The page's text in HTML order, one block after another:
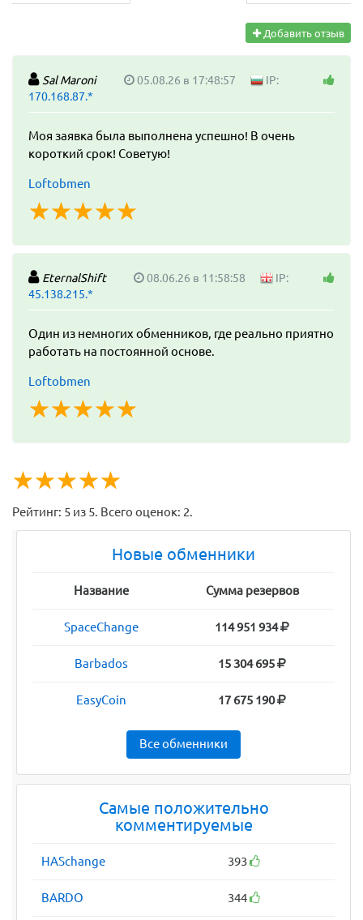
Добавить отзыв
Sal Maroni 05.08.26 в 17:48:57
IP:
170.168.87.*
Моя заявка была выполнена успешно! В очень
короткий срок! Советую!
Loftobmen
☆☆☆☆☆
★★★★★
EternalShift 08.06.26 в 11:58:58
IP:
45.138.215.*
Один из немногих обменников, где реально приятно
работать на постоянной основе.
Loftobmen
☆☆☆☆☆
★★★★★
☆☆☆☆☆
★★★★★
Рейтинг: 5 из 5. Всего оценок: 2.
Новые обменники
Название Сумма резервов
SpaceChange 114 951 934
Barbados 15 304 695
EasyCoin 17 675 190
Все обменники
Самые положительно
комментируемые
HASchange 393
BARDO 344